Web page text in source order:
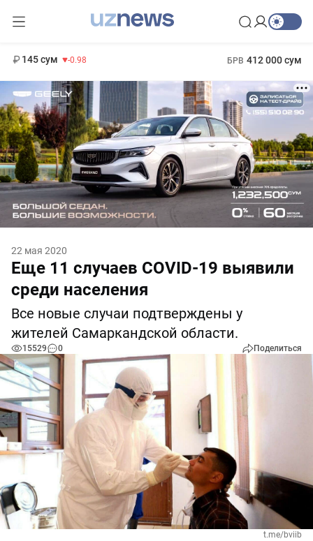
145 сум -0.98 БРВ 412 000 сум
22 мая 2020
Еще 11 случаев COVID-19 выявили
среди населения
Все новые случаи подтверждены у
жителей Самаркандской области.
15529 0 Поделиться
t.me/bviib